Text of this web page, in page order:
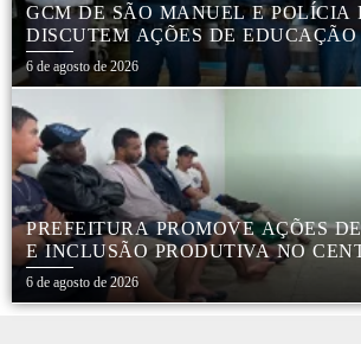
GCM DE SÃO MANUEL E POLÍCIA
DISCUTEM AÇÕES DE EDUCAÇÃO
SEGURANÇA NO TRÂNSITO
6 de agosto de 2026
PREFEITURA PROMOVE AÇÕES
E INCLUSÃO PRODUTIVA NO
6 de agosto de 2026